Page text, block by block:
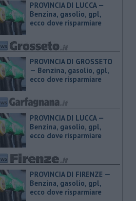
PROVINCIA DI LUCCA — ​
Benzina, gasolio, gpl,
ecco dove risparmiare
PROVINCIA DI GROSSETO
— ​Benzina, gasolio, gpl,
ecco dove risparmiare
PROVINCIA DI LUCCA — ​
Benzina, gasolio, gpl,
ecco dove risparmiare
PROVINCIA DI FIRENZE — ​
Benzina, gasolio, gpl,
ecco dove risparmiare